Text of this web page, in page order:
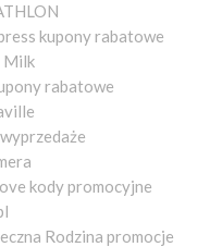
kupony rabatowe
Milk
rabatowe
kody promocyjne
Rodzina promocje